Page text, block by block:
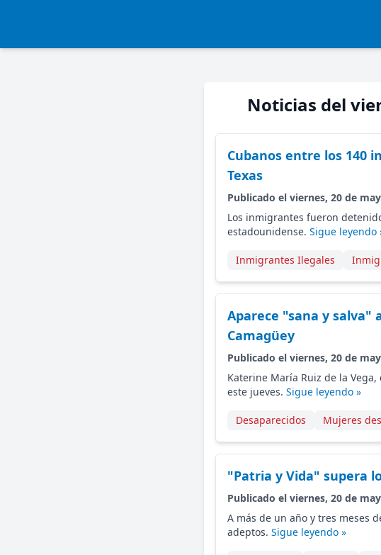
Noticias del
Cubanos entre los 140
Texas
Publicado el viernes, 20 de
Los inmigrantes fueron
estadounidense. Sigue leyendo
Inmigrantes Ilegales
Aparece "sana y salva"
Camagüey
Publicado el viernes, 20 de
Katerine María Ruiz de la
este jueves. Sigue leyendo »
Desaparecidos Mujeres
"Patria y Vida" supera
Publicado el viernes, 20 de
A más de un año y tres meses
adeptos. Sigue leyendo »